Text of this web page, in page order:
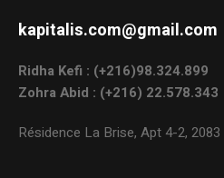
kapitalis.com@gmail.com
Ridha Kefi : (+216)98.324.899
Zohra Abid : (+216) 22.578.343
Résidence La Brise, Apt 4-2,